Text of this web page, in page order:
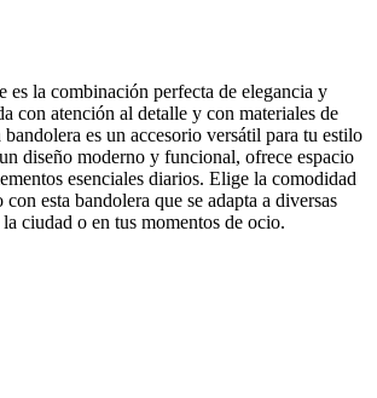
es la combinación perfecta de elegancia y
con atención al detalle y con materiales de
es un accesorio versátil para tu estilo
diseño moderno y funcional, ofrece espacio
esenciales diarios. Elige la comodidad
esta bandolera que se adapta a diversas
la ciudad o en tus momentos de ocio.